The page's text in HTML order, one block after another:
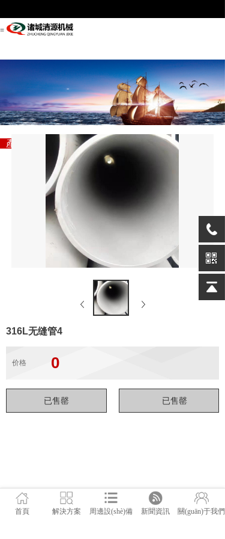
=
產(chǎn)品展示
企業(yè)資訊
聯(lián)系我們
首頁
產(chǎn)品展示
企業(yè)資訊
聯(lián)系我們
專注自動化生產(chǎn)線
設(shè)備
“自動化信息化智能制造”解決方案專家
316L无缝管4
价格 0
首頁 解決方案 周邊設(shè)備 新聞資訊 關(guān)于我們